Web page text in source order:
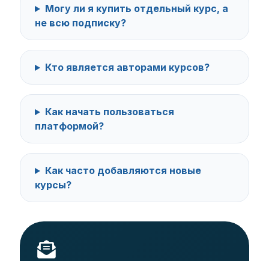
Могу ли я купить отдельный курс, а
не всю подписку?
Кто является авторами курсов?
Как начать пользоваться
платформой?
Как часто добавляются новые
курсы?